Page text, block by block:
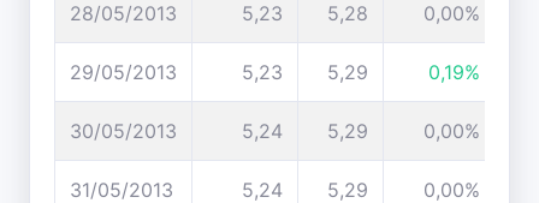
28/05/2013 5,23 5,28 0,00%
29/05/2013 5,23 5,29 0,19%
30/05/2013 5,24 5,29 0,00%
31/05/2013 5,24 5,29 0,00%